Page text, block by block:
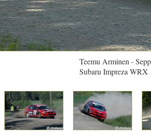
Teemu Arminen -
Subaru Impreza WRX